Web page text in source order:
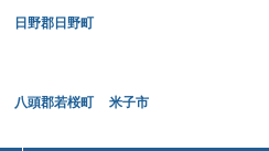
日野郡日野町
八頭郡若桜町 米子市